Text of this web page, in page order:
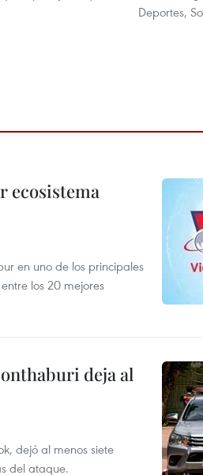
Deportes,
ecosistema
en uno de los principales
los 20 mejores
deja al
dejó al menos siete
del ataque.